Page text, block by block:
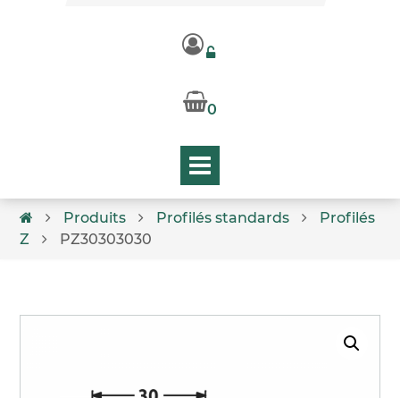
0
Produits Profilés standards
Profilés
Z
PZ30303030